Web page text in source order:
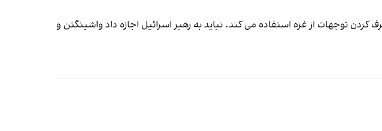
کردن توجهات از غزه استفاده می کند. نباید به رهبر اسرائیل اجازه داد واشینگتن و